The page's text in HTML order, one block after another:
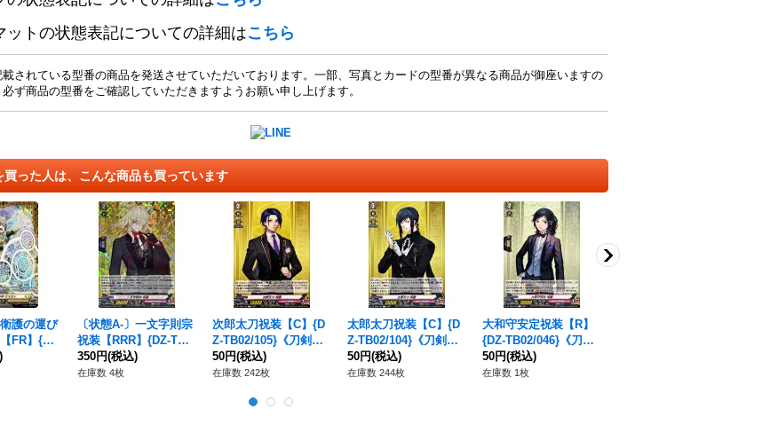
ットの状態表記についての詳細はこちら
されている型番の商品を発送させていただいております。一部、写真とカードの型番が異なる商品が御座いますの
ず商品の型番をご確認していただきますようお願い申し上げます。
買った人は、こんな商品も買っています
衛護の運び
FR】{DZ
《ケテル
リ》
〔状態A-〕一文字則宗
祝装【RRR】{DZ-TB0
2/015}《刀剣乱舞》
350円(税込)
在庫数 4枚
次郎太刀祝装【C】{D
Z-TB02/105}《刀剣乱
舞》
50円(税込)
在庫数 242枚
太郎太刀祝装【C】{D
Z-TB02/104}《刀剣乱
舞》
50円(税込)
在庫数 244枚
大和守安定祝装【R】
{DZ-TB02/046}《刀剣
乱舞》
50円(税込)
在庫数 1枚